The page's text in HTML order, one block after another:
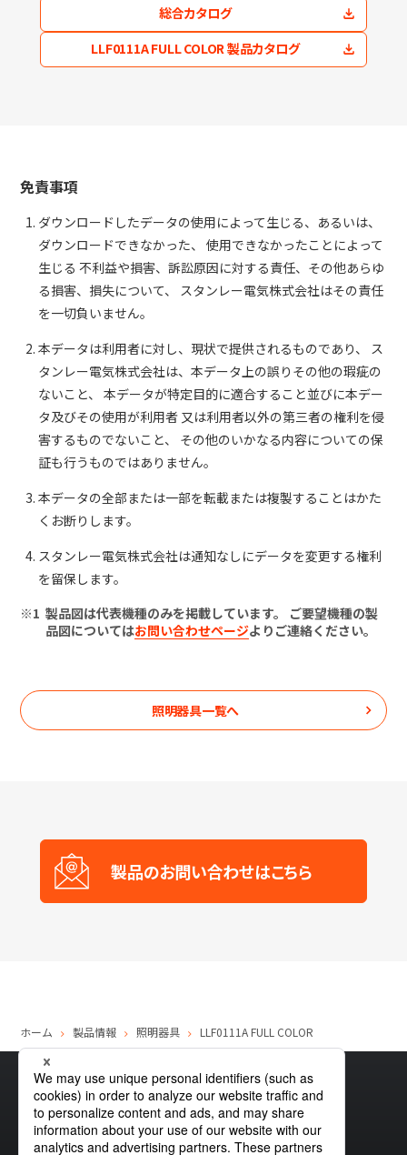
総合カタログ
LLF0111A FULL COLOR 製品カタログ
免責事項
ダウンロードしたデータの使用によって生じる、あるいは、
ダウンロードできなかった、 使用できなかったことによって
生じる 不利益や損害、訴訟原因に対する責任、その他あらゆ
る損害、損失について、 スタンレー電気株式会社はその責任
を一切負いません。
本データは利用者に対し、現状で提供されるものであり、 ス
タンレー電気株式会社は、本データ上の誤りその他の瑕疵の
ないこと、 本データが特定目的に適合すること並びに本デー
タ及びその使用が利用者 又は利用者以外の第三者の権利を侵
害するものでないこと、 その他のいかなる内容についての保
証も行うものではありません。
本データの全部または一部を転載または複製することはかた
くお断りします。
スタンレー電気株式会社は通知なしにデータを変更する権利
を留保します。
製品図は代表機種のみを掲載しています。 ご要望機種の製
品図についてはお問い合わせページよりご連絡ください。
照明器具一覧へ
製品のお問い合わせはこちら
ホーム 製品情報 照明器具 LLF0111A FULL COLOR
サイトマップ グローバルプライバシーポリシー
クッキーポリシーサイトポリシーお問い合わせ